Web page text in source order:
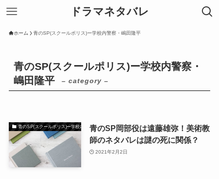
ドラマネタバレ
ホーム 青のSP(スクールポリス)ー学校内警察・嶋田隆平
青のSP(スクールポリス)ー学校内警察・
嶋田隆平
– category –
青のSP(スクールポリス)ー学校内警察・嶋田隆平青のSP岡部役は遠藤雄弥！美術教
師のネタバレは謎の死に関係？
2021年2月2日